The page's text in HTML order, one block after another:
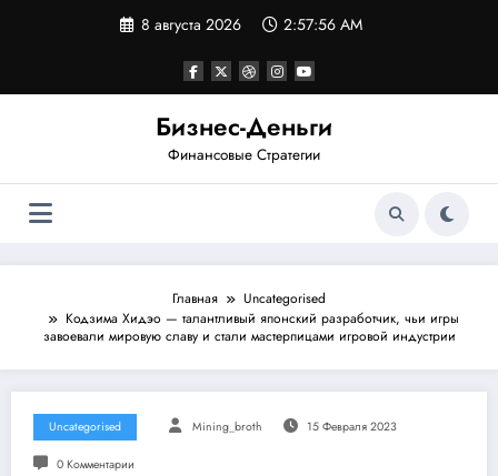
8 августа 2026 2:57:57 AM
Бизнес-Деньги
Финансовые Стратегии
Главная
Uncategorised
Кодзима Хидэо — талантливый японский разработчик, чьи игры
завоевали мировую славу и стали мастерпицами игровой индустрии
Uncategorised Mining_broth 15 Февраля 2023
0 Комментарии